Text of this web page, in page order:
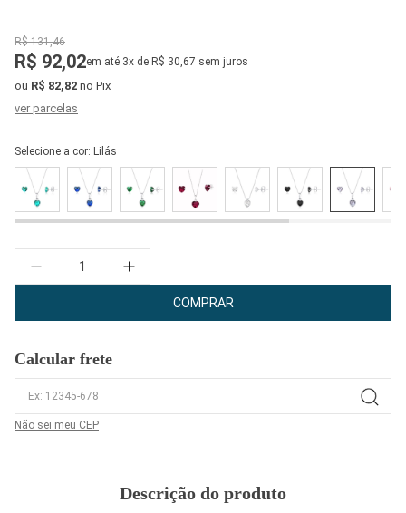
R$ 131,46
R$ 92,02em até 3x de R$ 30,67 sem juros
ou R$ 82,82 no Pix
ver parcelas
Selecione a cor: Lilás
Quantidade
COMPRAR
Calcular frete
Não sei meu CEP
Descrição do produto